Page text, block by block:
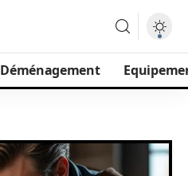
Déménagement